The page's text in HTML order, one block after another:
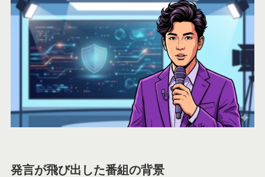
発言が飛び出した番組の背景